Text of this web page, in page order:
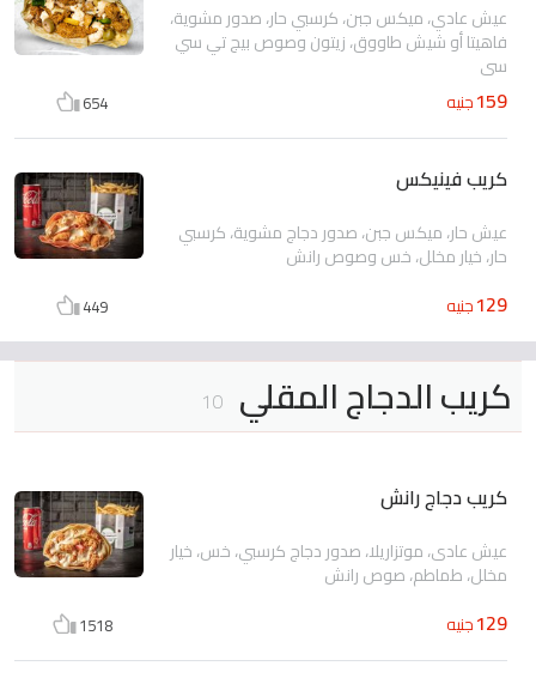
عيش عادي، ميكس جبن، كرسبي حار، صدور مشوية،
فاهيتا أو شيش طاووق، زيتون وصوص بيج تي سي
سي
159جنيه 654
كريب فينيكس
عيش حار، ميكس جبن، صدور دجاج مشوية، كرسبي
حار، خيار مخلل، خس وصوص رانش
129جنيه 449
كريب الدجاج المقلي 10
كريب دجاج رانش
عيش عادى، موتزاريلا، صدور دجاج كرسبي، خس، خيار
مخلل، طماطم، صوص رانش
129جنيه 1518